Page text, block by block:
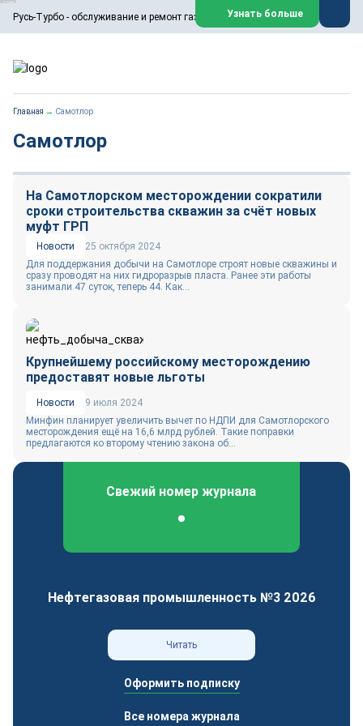
Русь-Турбо - обслуживание и ремонт газовых паровых турбин
ООО «Русь-Турбо» занимается сервисом газовых и паровых
турбин, комплексным ремонтом, восстановлением,
техническим обслуживанием оборудования ТЭС,
работают на нефтегазовых, нефтехимических,
металлургических и других предприятиях.
Реклама. ООО «Русь-Турбо», ИНН 7802588950
Перейти на сайт
Узнать больше
Главная → Самотлор
Самотлор
На Самотлорском месторождении сократили
сроки строительства скважин за счёт новых
муфт ГРП
Новости
25 октября 2024
Для поддержания добычи на Самотлоре строят новые скважины и
сразу проводят на них гидроразрыв пласта. Ранее эти работы
занимали 47 суток, теперь 44. Как...
Крупнейшему российскому месторождению
предоставят новые льготы
Новости
9 июля 2024
Минфин планирует увеличить вычет по НДПИ для Самотлорского
месторождения ещё на 16,6 млрд рублей. Такие поправки
предлагаются ко второму чтению закона об...
Свежий номер журнала
Нефтегазовая промышленность №3 2026
Читать
Оформить подписку
Все номера журнала